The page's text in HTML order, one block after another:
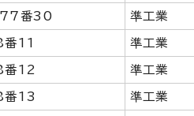
77番30 準工業
11 準工業
番12 準工業
番13 準工業